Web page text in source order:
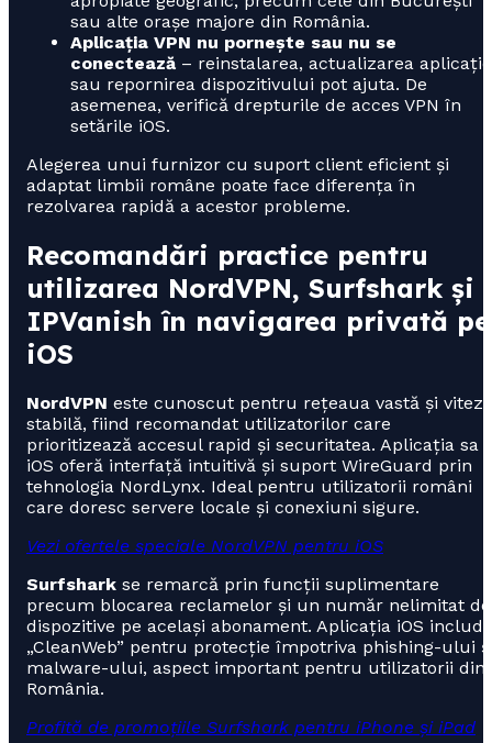
sau alte orașe majore din România.
Aplicația VPN nu pornește sau nu se
conectează – reinstalarea, actualizarea
sau repornirea dispozitivului pot ajuta. De
asemenea, verifică drepturile de acces VPN în
setările iOS.
Alegerea unui furnizor cu suport client eficient și
adaptat limbii române poate face diferența în
rezolvarea rapidă a acestor probleme.
Recomandări practice pentru
utilizarea NordVPN, Surfshark și
IPVanish în navigarea privată pe
iOS
NordVPN este cunoscut pentru rețeaua vastă și viteza
stabilă, fiind recomandat utilizatorilor care
prioritizează accesul rapid și securitatea. Aplicația sa
iOS oferă interfață intuitivă și suport WireGuard prin
tehnologia NordLynx. Ideal pentru utilizatorii români
care doresc servere locale și conexiuni sigure.
Vezi ofertele speciale NordVPN pentru iOS
Surfshark se remarcă prin funcții suplimentare
precum blocarea reclamelor și un număr nelimitat de
dispozitive pe același abonament. Aplicația iOS include
„CleanWeb” pentru protecție împotriva phishing-ului
malware-ului, aspect important pentru utilizatorii din
România.
Profită de promoțiile Surfshark pentru iPhone și iPad